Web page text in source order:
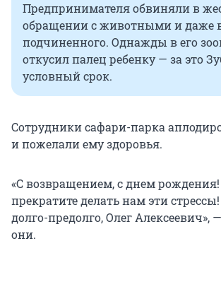
Предпринимателя обвиняли в
обращении с животными и даже
подчиненного. Однажды в его
откусил палец ребенку — за это
условный срок.
Сотрудники сафари-парка
и пожелали ему здоровья.
«С возвращением, с днем
прекратите делать нам эти
долго-предолго, Олег Алексеевич»,
они.